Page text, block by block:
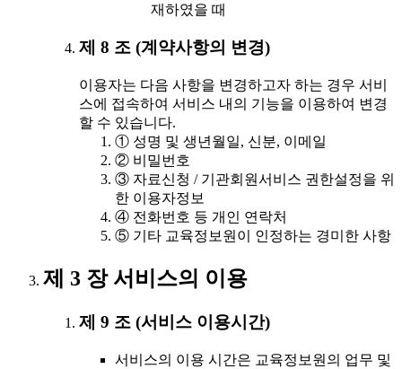
재하였을 때
제 8 조 (계약사항의 변경)
이용자는 다음 사항을 변경하고자 하는 경우 서비
스에 접속하여 서비스 내의 기능을 이용하여 변경
할 수 있습니다.
① 성명 및 생년월일, 신분, 이메일
② 비밀번호
③ 자료신청 / 기관회원서비스 권한설정을 위
한 이용자정보
④ 전화번호 등 개인 연락처
⑤ 기타 교육정보원이 인정하는 경미한 사항
제 3 장 서비스의 이용
제 9 조 (서비스 이용시간)
서비스의 이용 시간은 교육정보원의 업무 및